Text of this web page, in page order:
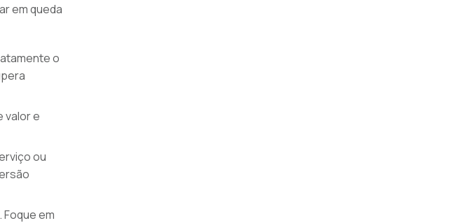
em queda
o
valor e
ou
em